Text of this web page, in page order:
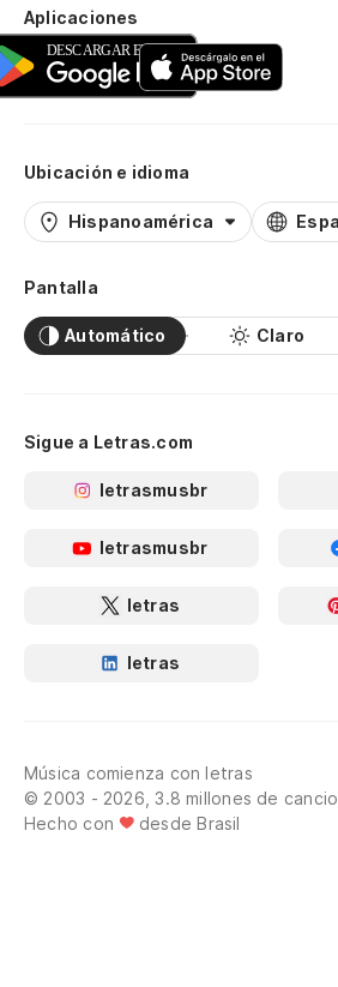
Aplicaciones
Ubicación e idioma
Hispanoamérica
Pantalla
Automático Claro
Sigue a Letras.com
letrasmusbr
letrasmusbr
letras
letras
Música comienza con letras
© 2003 - 2026, 3.8 millones de
Hecho con
desde Brasil